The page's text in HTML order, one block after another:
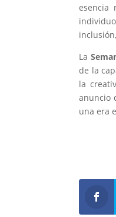
esencia
La
de la
la
anuncio
una era